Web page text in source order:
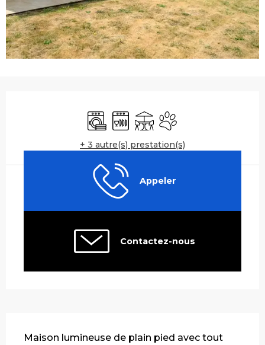
Lave lingeLave vaisselle
TerrasseAnimaux acceptés
+ 3 autre(s) prestation(s)
Appeler
Contactez-nous
Maison lumineuse de plain pied avec tout